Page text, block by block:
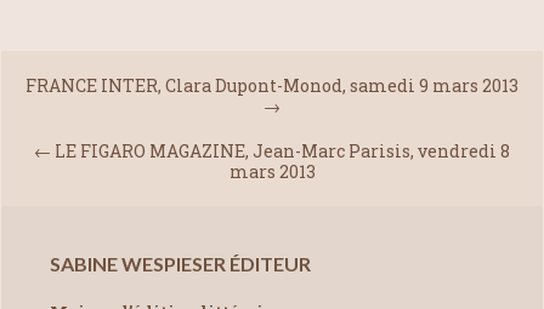
FRANCE INTER, Clara Dupont-Monod, samedi 9 mars 2013
→
← LE FIGARO MAGAZINE, Jean-Marc Parisis, vendredi 8
mars 2013
SABINE WESPIESER ÉDITEUR